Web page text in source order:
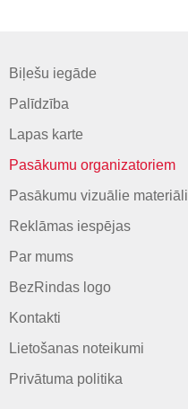
Biļešu iegāde
Palīdzība
Lapas karte
Pasākumu organizatoriem
Pasākumu vizuālie materiāli
Reklāmas iespējas
Par mums
BezRindas logo
Kontakti
Lietošanas noteikumi
Privātuma politika